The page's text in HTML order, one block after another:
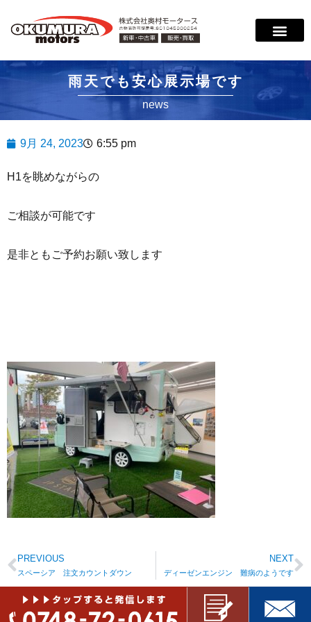
雨天でも安心展示場です
news
9月 24, 2023 6:55 pm
H1を眺めながらの
ご相談が可能です
是非ともご予約お願い致します
PREVIOUS
スペーシア 注文カウントダウン
NEXT
ディーゼンエンジン 難病のようです